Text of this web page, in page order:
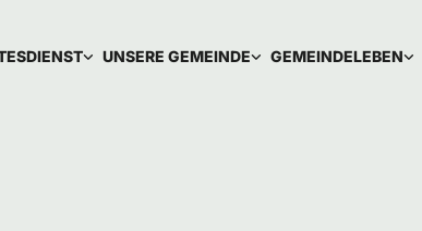
UNSERE GEMEINDE GEMEINDELEBEN